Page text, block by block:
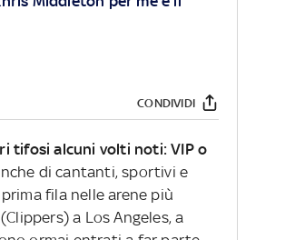
CONDIVIDI
tifosi alcuni volti noti: VIP o
di cantanti, sportivi e
fila nelle arene più
(Clippers) a Los Angeles, a